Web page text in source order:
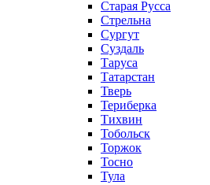
Старая Русса
Стрельна
Сургут
Суздаль
Таруса
Татарстан
Тверь
Териберка
Тихвин
Тобольск
Торжок
Тосно
Тула